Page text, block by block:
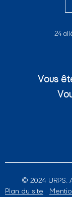
24
Vous
© 2024 URPS.
Plan du site